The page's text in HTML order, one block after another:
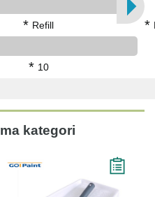
* Refill *
* 10
kategori